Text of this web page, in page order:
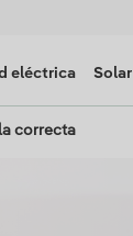
eléctrica Solar
correcta